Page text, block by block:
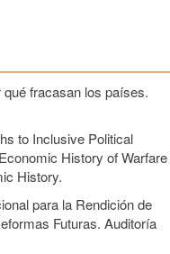
fracasan los países.
to Inclusive Political
History of Warfare
History.
para la Rendición de
Futuras. Auditoría